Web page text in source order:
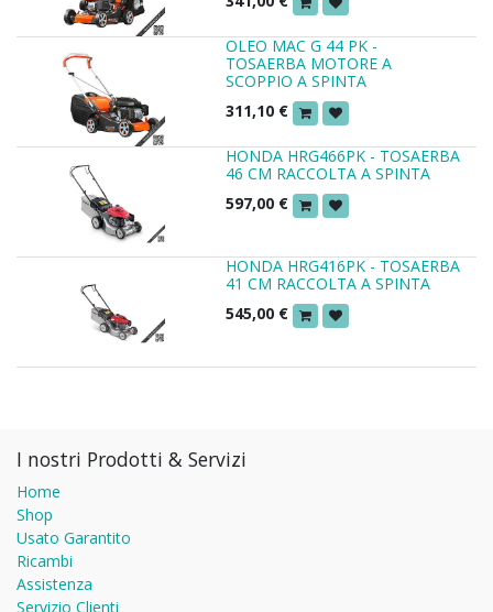
OLEO MAC G 44 PK -
TOSAERBA MOTORE A
SCOPPIO A SPINTA
311,10 €
HONDA HRG466PK - TOSAERBA
46 CM RACCOLTA A SPINTA
597,00 €
HONDA HRG416PK - TOSAERBA
41 CM RACCOLTA A SPINTA
545,00 €
I nostri Prodotti & Servizi
Home
Shop
Usato Garantito
Ricambi
Assistenza
Servizio Clienti